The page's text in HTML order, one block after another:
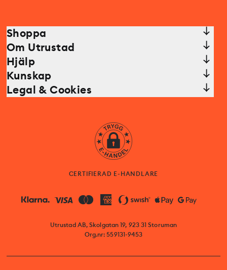
Shoppa
Om Utrustad
Hjälp
Kunskap
Legal & Cookies
CERTIFIERAD E-HANDLARE
Utrustad AB, Skolgatan 19, 923 31 Storuman
Org.nr: 559131-9453